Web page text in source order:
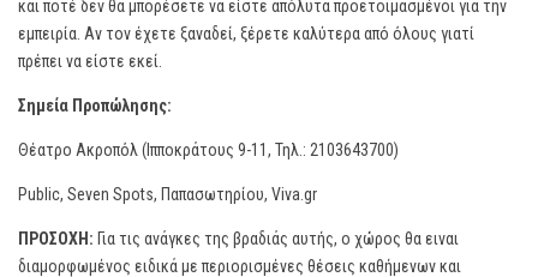
και ποτέ δεν θα μπορέσετε να είστε απόλυτα προετοιμασμένοι για την
εμπειρία. Αν τον έχετε ξαναδεί, ξέρετε καλύτερα από όλους γιατί
πρέπει να είστε εκεί.
Σημεία Προπώλησης:
Θέατρο Ακροπόλ (Ιπποκράτους 9-11, Τηλ.: 2103643700)
Public, Seven Spots, Παπασωτηρίου, Viva.gr
ΠΡΟΣΟΧΗ: Για τις ανάγκες της βραδιάς αυτής, ο χώρος θα ειναι
διαμορφωμένος ειδικά με περιορισμένες θέσεις καθήμενων και